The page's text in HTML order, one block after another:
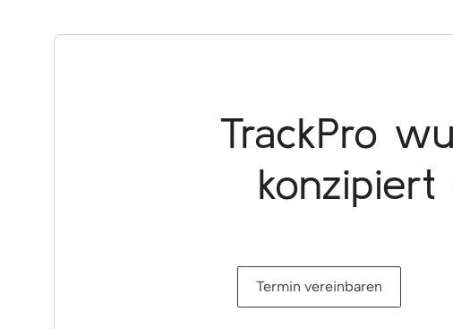
TrackPro
Termin vereinbaren